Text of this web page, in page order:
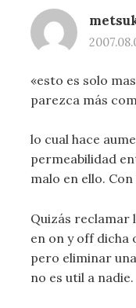
«esto es solo
parezca más
lo cual hace
permeabilidad
malo en ello.
Quizás reclamar
en on y off dicha
pero eliminar
no es util a nadie.